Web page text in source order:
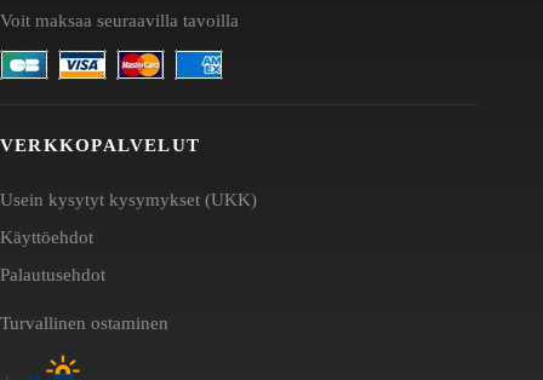
Voit maksaa seuraavilla tavoilla
VERKKOPALVELUT
Usein kysytyt kysymykset (UKK)
Käyttöehdot
Palautusehdot
Turvallinen ostaminen